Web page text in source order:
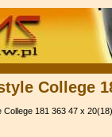
College
College 181 363 47 x